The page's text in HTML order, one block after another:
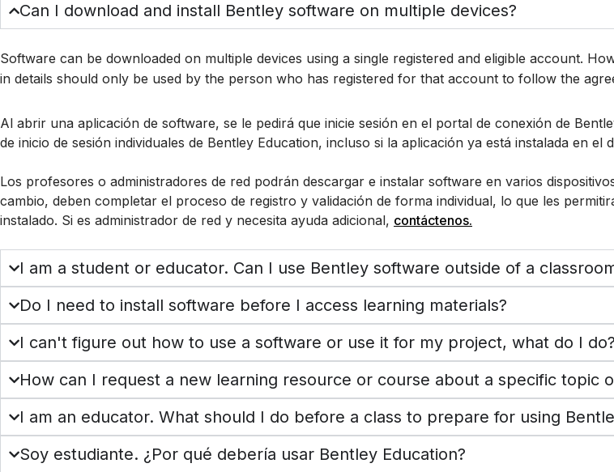
Can I download and install Bentley software on multiple devices?
Software can be downloaded on multiple devices using a single registered and eligible account.
in details should only be used by the person who has registered for that account to follow the
Al abrir una aplicación de software, se le pedirá que inicie sesión en el portal de conexión de
de inicio de sesión individuales de Bentley Education, incluso si la aplicación ya está instalada en el
Los profesores o administradores de red podrán descargar e instalar software en varios
cambio, deben completar el proceso de registro y validación de forma individual, lo que les
instalado. Si es administrador de red y necesita ayuda adicional, contáctenos.
I am a student or educator. Can I use Bentley software outside of a
Do I need to install software before I access learning materials?
I can't figure out how to use a software or use it for my project, what do I do?
How can I request a new learning resource or course about a specific topic
I am an educator. What should I do before a class to prepare for using
Soy estudiante. ¿Por qué debería usar Bentley Education?